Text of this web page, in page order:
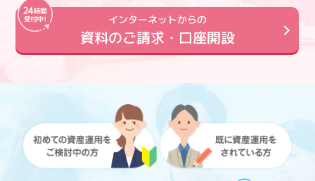
インターネットからの
資料のご請求・口座開設